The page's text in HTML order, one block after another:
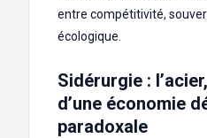
entre compétitivité,
écologique.
Sidérurgie :
d’une économie
paradoxale